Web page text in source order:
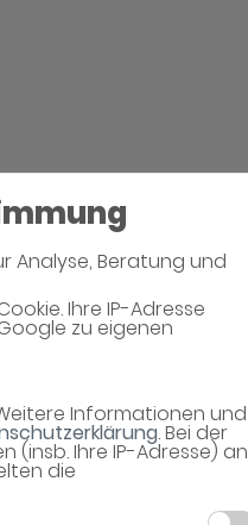
Analyse, Beratung und
Ihre IP-Adresse
zu eigenen
Informationen und
. Bei der
Ihre IP-Adresse) an
die